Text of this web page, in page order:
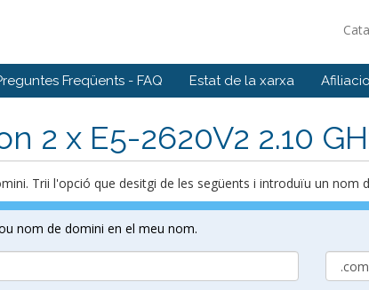
Freqüents - FAQ Estat de la xarxa
2 x E5-2620V2 2.10
Trii l'opció que desitgi de les següents i introduïu un nom
nom de domini en el meu nom.